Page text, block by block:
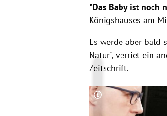
"Das Baby ist noch
Königshauses am
Es werde aber bald
Natur", verriet ein
Zeitschrift.
Copyright-Hinweis